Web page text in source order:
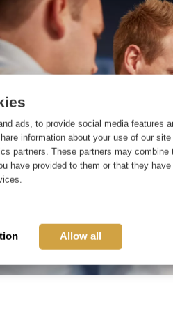
ads, to provide social media features
information about your use of our site
partners. These partners may combine
have provided to them or that they have
Allow all